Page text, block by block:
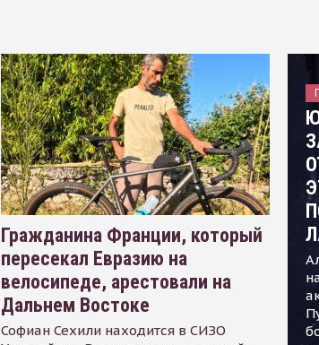
Гражданина Франции, который
пересекал Евразию на
велосипеде, арестовали на
Дальнем Востоке
Софиан Сехили находится в СИЗО